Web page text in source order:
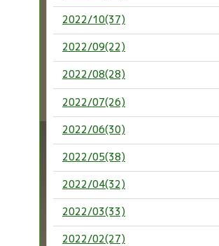
2022/10(37)
2022/09(22)
2022/08(28)
2022/07(26)
2022/06(30)
2022/05(38)
2022/04(32)
2022/03(33)
2022/02(27)